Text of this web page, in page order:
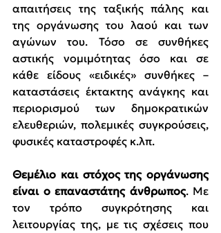
απαιτήσεις της ταξικής πάλης και
της οργάνωσης του λαού και των
αγώνων του. Τόσο σε συνθήκες
αστικής νομιμότητας όσο και σε
κάθε είδους «ειδικές» συνθήκες –
καταστάσεις έκτακτης ανάγκης και
περιορισμού των δημοκρατικών
ελευθεριών, πολεμικές συγκρούσεις,
φυσικές καταστροφές κ.λπ.
Θεμέλιο και στόχος της οργάνωσης
είναι ο επαναστάτης άνθρωπος. Με
τον τρόπο συγκρότησης και
λειτουργίας της, με τις σχέσεις που